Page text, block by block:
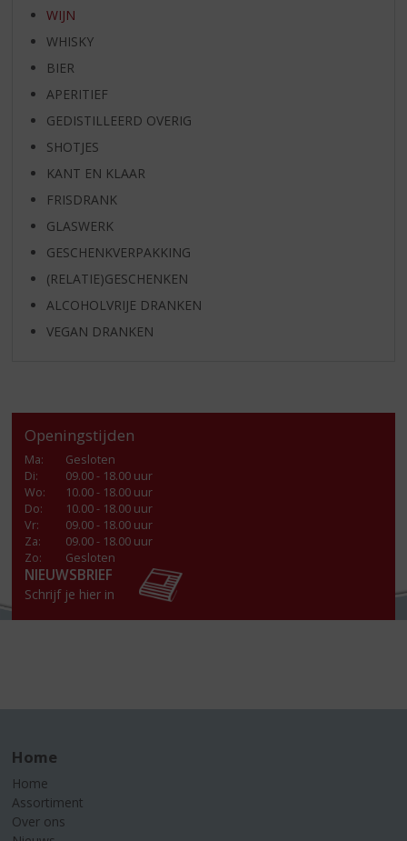
WIJN
WHISKY
BIER
APERITIEF
GEDISTILLEERD OVERIG
SHOTJES
KANT EN KLAAR
FRISDRANK
GLASWERK
GESCHENKVERPAKKING
(RELATIE)GESCHENKEN
ALCOHOLVRIJE DRANKEN
VEGAN DRANKEN
Openingstijden
Ma:
Gesloten
Di:
09.00 - 18.00 uur
Wo:
10.00 - 18.00 uur
Do:
10.00 - 18.00 uur
Vr:
09.00 - 18.00 uur
Za:
09.00 - 18.00 uur
Zo:
Gesloten
NIEUWSBRIEF
Schrijf je hier in
Home
Home
Assortiment
Over ons